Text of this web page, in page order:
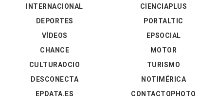
INTERNACIONAL
DEPORTES
VÍDEOS
CIENCIAPLUS
PORTALTIC
EPSOCIAL
CHANCE
CULTURAOCIO
DESCONECTA
EPDATA.ES
MOTOR
TURISMO
NOTIMÉRICA
CONTACTOPHOTO